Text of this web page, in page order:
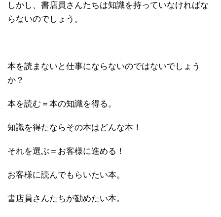
しかし、書店員さんたちは知識を持っていなければな
らないのでしょう。
本を読まないと仕事にならないのではないでしょう
か？
本を読む＝本の知識を得る。
知識を得たならその本はどんな本！
それを選ぶ＝お客様に進める！
お客様に読んでもらいたい本。
書店員さんたちが勧めたい本。